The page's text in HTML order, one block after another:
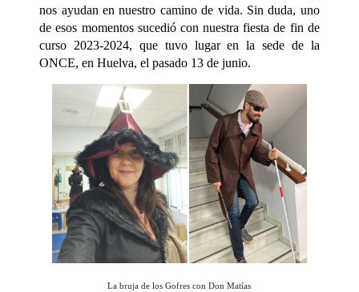
nos ayudan en nuestro camino de vida. Sin duda, uno
de esos momentos sucedió con nuestra fiesta de fin de
curso 2023-2024, que tuvo lugar en la sede de la
ONCE, en Huelva, el pasado 13 de junio.
La bruja de los Gofres con Don Matías